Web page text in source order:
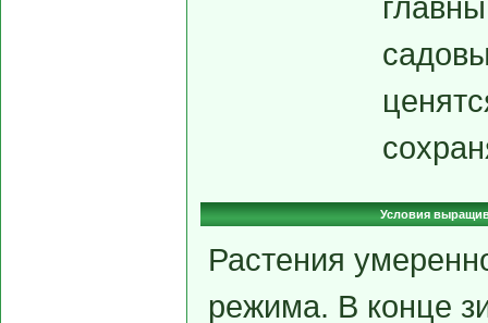
Условия
Растения
режима. В конце